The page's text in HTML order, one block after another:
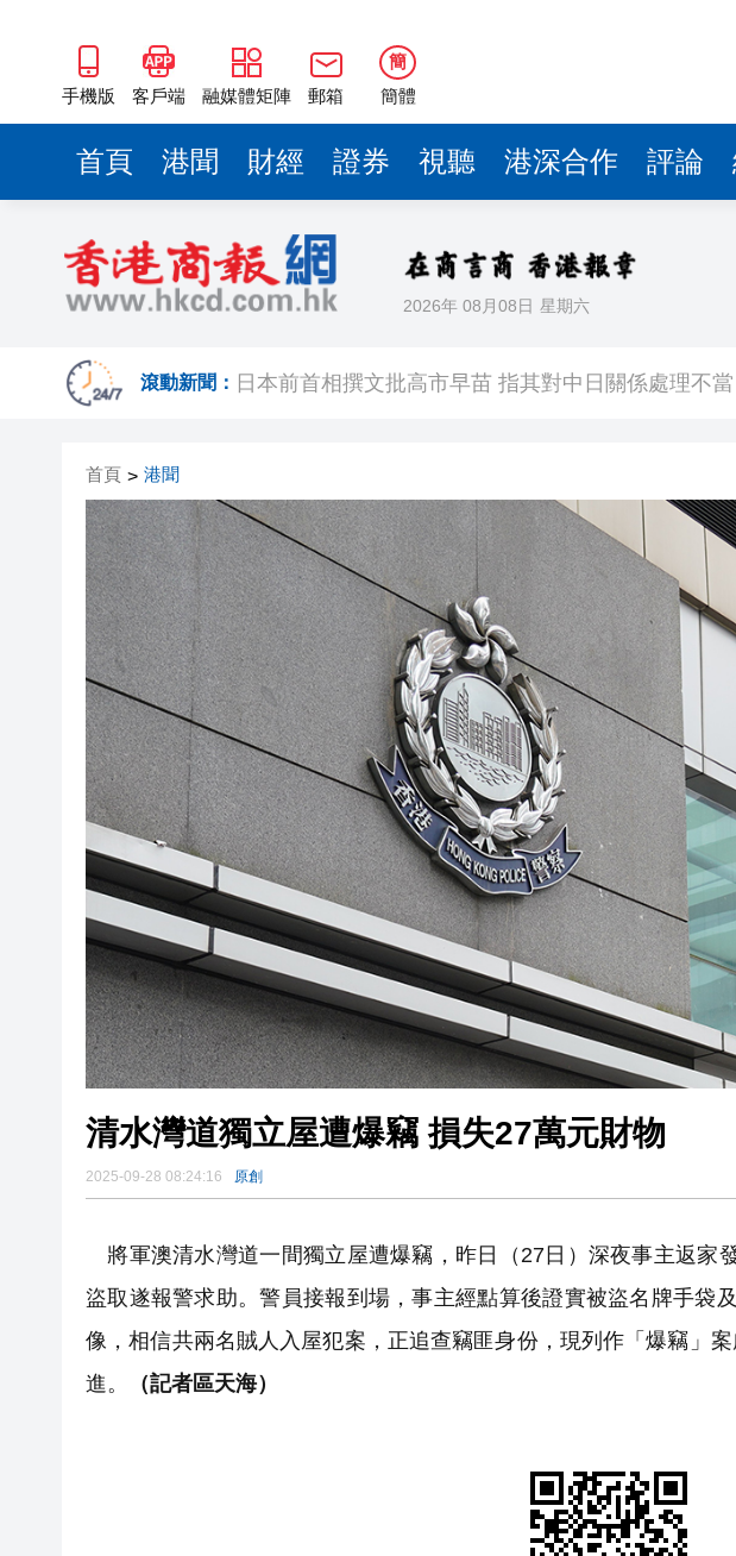
手機版 客戶端 融媒體矩陣 郵箱
簡
簡體
首頁 港聞 財經 證券 視聽 港深合作 評論
2026年 08月08日 星期六
滾動新聞： 日本前首相撰文批高市早苗 指其對中日關係處理不當
超萬名「嘗鮮客」赴河源萬綠湖，在湖光山色間大飽
央媒省媒灣區媒體採風團走進河源
107支隊伍，持續5日，中國合唱協會第19屆合唱節在
吳可畏：用「五字訣」與「三種美」破譯合唱音色密碼
首頁 > 港聞
清水灣道獨立屋遭爆竊 損失27萬元財物
2025-09-28 08:24:16 原創
將軍澳清水灣道一間獨立屋遭爆竊，昨日（27日）深夜事主返家
盜取遂報警求助。警員接報到場，事主經點算後證實被盜名牌手袋
像，相信共兩名賊人入屋犯案，正追查竊匪身份，現列作「爆竊」
進。
（記者區天海）